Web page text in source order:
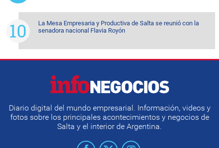
La Mesa Empresaria y Productiva de Salta se reunió con la
senadora nacional Flavia Royón
Diario digital del mundo empresarial. Información, videos y
fotos sobre los principales acontecimientos y negocios de
Salta y el interior de Argentina.